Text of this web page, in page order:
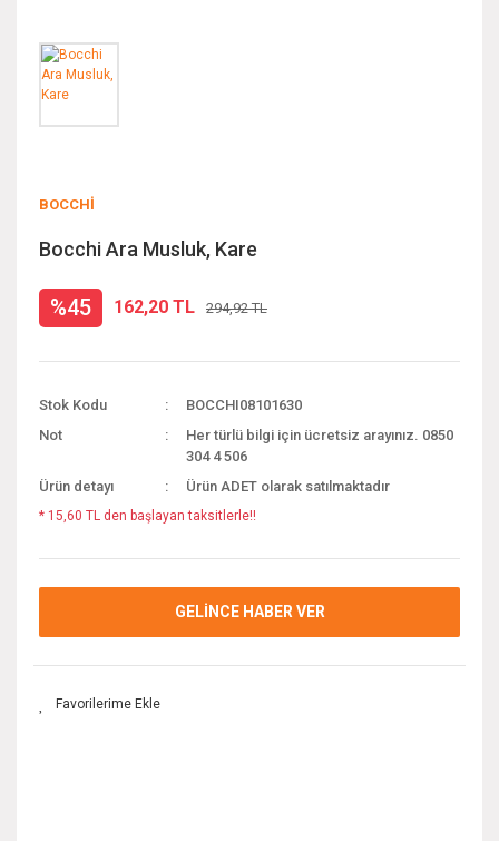
BOCCHI
Bocchi Ara Musluk, Kare
%45 162,20 TL 294,92 TL
Stok Kodu
BOCCHI08101630
Not
Her türlü bilgi için ücretsiz arayınız. 0850
304 4 506
Ürün detayı
Ürün ADET olarak satılmaktadır
* 15,60 TL den başlayan taksitlerle!!
GELİNCE HABER VER